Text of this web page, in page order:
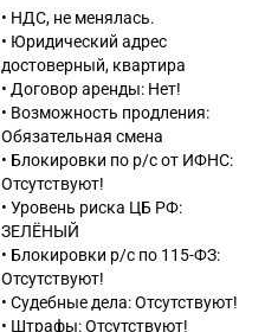
работ
43.39 Производство прочих
отделочных и завершающих
работ
45.20 Техническое
обслуживание и ремонт
автотранспортных средств
45.31 Торговля оптовая
автомобильными деталями,
узлами и принадлежностями
46.31 Торговля оптовая
фруктами и овощами
46.36 Торговля оптовая
сахаром, шоколадом и
• НДС, не менялась.
• Юридический адрес
достоверный, квартира
• Договор аренды: Нет!
• Возможность продления:
Обязательная смена
• Блокировки по р/с от ИФНС:
Отсутствуют!
• Уровень риска ЦБ РФ:
ЗЕЛЁНЫЙ
• Блокировки р/с по 115-ФЗ:
Отсутствуют!
• Судебные дела: Отсутствуют!
• Штрафы: Отсутствуют!